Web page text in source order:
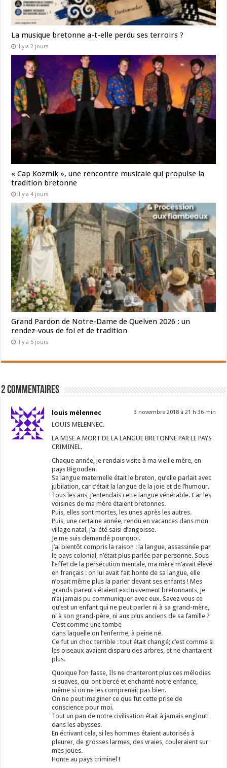
La musique bretonne a-t-elle perdu ses terroirs ?
il y a 2 jours
« Cap Kozmik », une rencontre musicale qui propulse la
tradition bretonne
il y a 4 jours
Grand Pardon de Notre-Dame de Quelven 2026 : un
rendez-vous de foi et de tradition
il y a 5 jours
2 Commentaires
louis mélennec 3 novembre 2018 à 21 h 36 min
LOUIS MELENNEC.
LA MISE A MORT DE LA LANGUE BRETONNE PAR LE PAYS
CRIMINEL.
Chaque année, je rendais visite à ma vieille mère, en
pays Bigouden.
Sa langue maternelle était le breton, qu’elle parlait avec
jubilation, car c’était la langue de la joie et de l’humour.
Tous les ans, j’entendais cette langue vénérable. Car les
voisines de ma mère étaient bretonnes.
Puis, elles sont mortes, les unes après les autres.
Puis, une certaine année, rendu en vacances dans mon
village natal, j’ai été saisi d’angoisse.
Je me suis demandé pourquoi.
J’ai bientôt compris la raison : la langue, assassinée par
le pays colonial, n’était plus parlée par personne. Sous
l’effet de la persécution mentale, ma mère m’avait élevé
en français : on lui avait fait honte de sa langue, elle
n’osait même plus la parler devant ses enfants ! Mes
grands parents étaient exclusivement bretonnants, je
n’ai jamais pu communiquer avec eux. Savez vous ce
qu’est un enfant qui ne peut parler ni à sa grand-mère,
ni à son grand-père, ni aux plus anciens de sa famille ?
C’est comme une tombe
dans laquelle on l’enferme, à peine né.
Ce fut un choc terrible : tout était changé; c’est comme si
les oiseaux avaient disparu des arbres, et ne chantaient
plus.
Quoique l’on fasse, Ils ne chanteront plus ces mélodies
si suaves, qui ont bercé et enchanté notre enfance,
même si on ne les comprenait pas bien.
On ne peut imaginer ce que fut cette prise de
conscience pour moi.
Tout un pan de notre civilisation était à jamais englouti
dans les abysses.
En écrivant cela, si les hommes étaient autorisés à
pleurer, de grosses larmes, des vraies, couleraient sur
mes joues.
Honte au pays criminel !